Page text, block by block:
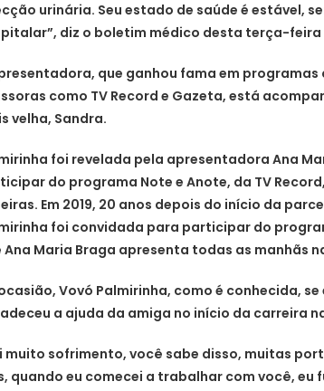
urinária. Seu estado de saúde é estável,
diz o boletim médico desta terça-feira
que ganhou fama em programas
como TV Record e Gazeta, está
velha, Sandra.
foi revelada pela apresentadora Ana
do programa Note e Anote, da TV
Em 2019, 20 anos depois do início da
foi convidada para participar do
Ana Maria Braga apresenta todas as manhãs
Vovó Palmirinha, como é conhecida,
a ajuda da amiga no início da carreira
muito sofrimento, você sabe disso, muitas
quando eu comecei a trabalhar com você, eu